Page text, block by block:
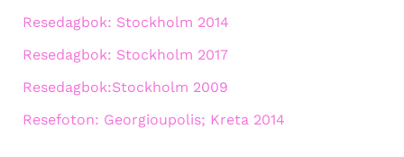
Resedagbok: Stockholm 2014
Resedagbok: Stockholm 2017
Resedagbok:Stockholm 2009
Resefoton: Georgioupolis; Kreta 2014